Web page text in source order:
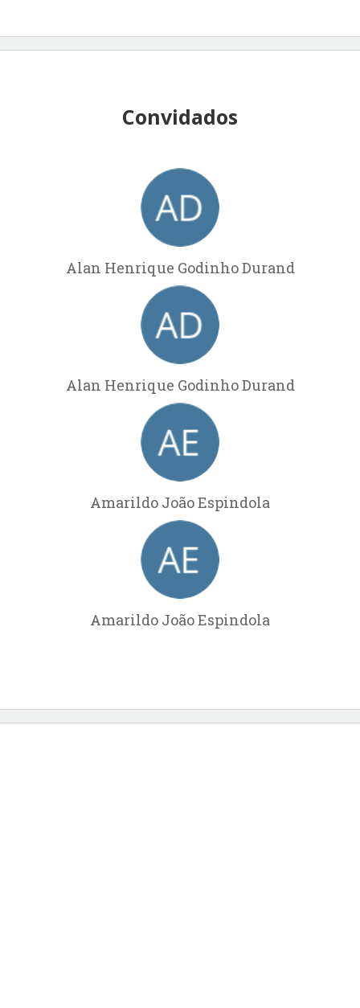
Convidados
Alan Henrique Godinho Durand
Alan Henrique Godinho Durand
Amarildo João Espindola
Amarildo João Espindola